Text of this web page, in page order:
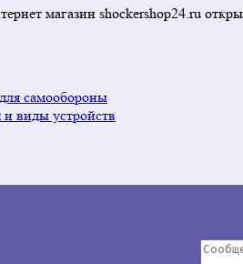
магазин shockershop24.ru
самообороны
виды устройств